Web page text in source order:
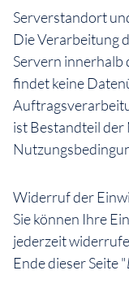
Serverstandort
Die Verarbeitung
Servern innerhalb
findet keine
ist Bestandteil
Widerruf der
Sie können Ihre
jederzeit
Ende dieser Seite "